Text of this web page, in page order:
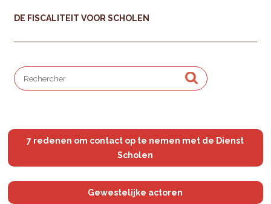
DE FISCALITEIT VOOR SCHOLEN
7 redenen om contact op te nemen met de Dienst
Scholen
Gewestelijke actoren